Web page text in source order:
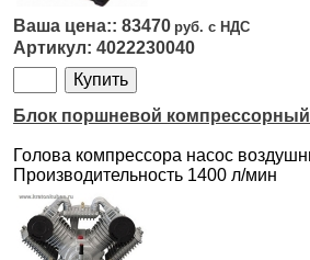
83470
4022230040
Блок поршневой компрессорный
Голова компрессора насос
Производительность 1400 л/мин